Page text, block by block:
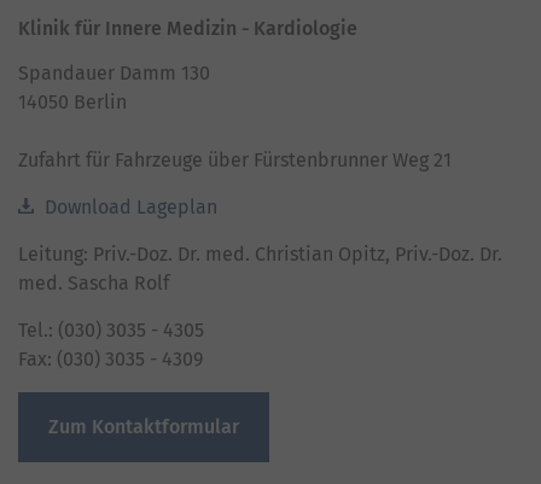
Klinik für Innere Medizin - Kardiologie
Spandauer Damm 130
14050 Berlin
Zufahrt für Fahrzeuge über Fürstenbrunner Weg 21
Download Lageplan
Leitung: Priv.-Doz. Dr. med. Christian Opitz, Priv.-Doz. Dr.
med. Sascha Rolf
Tel.: (030) 3035 - 4305
Fax: (030) 3035 - 4309
Zum Kontaktformular